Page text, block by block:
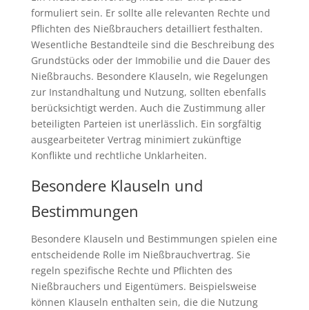
formuliert sein. Er sollte alle relevanten Rechte und
Pflichten des Nießbrauchers detailliert festhalten.
Wesentliche Bestandteile sind die Beschreibung des
Grundstücks oder der Immobilie und die Dauer des
Nießbrauchs. Besondere Klauseln, wie Regelungen
zur Instandhaltung und Nutzung, sollten ebenfalls
berücksichtigt werden. Auch die Zustimmung aller
beteiligten Parteien ist unerlässlich. Ein sorgfältig
ausgearbeiteter Vertrag minimiert zukünftige
Konflikte und rechtliche Unklarheiten.
Besondere Klauseln und
Bestimmungen
Besondere Klauseln und Bestimmungen spielen eine
entscheidende Rolle im Nießbrauchvertrag. Sie
regeln spezifische Rechte und Pflichten des
Nießbrauchers und Eigentümers. Beispielsweise
können Klauseln enthalten sein, die die Nutzung